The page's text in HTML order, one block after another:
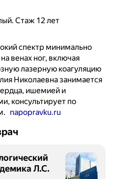
Стаж 12 лет
спектр минимально
венах ног, включая
лазерную коагуляцию
Николаевна занимается
ишемией и
консультирует по
napopravku.ru
Л.С.